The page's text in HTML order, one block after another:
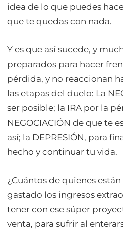
idea de lo que puedes
que te quedas con nada.
Y es que así sucede, y
preparados para hacer
pérdida, y no reaccionan
las etapas del duelo: La
ser posible; la IRA por la
NEGOCIACIÓN de que te
así; la DEPRESIÓN, para
hecho y continuar tu vida.
¿Cuántos de quienes
gastado los ingresos
tener con ese súper
venta, para sufrir al